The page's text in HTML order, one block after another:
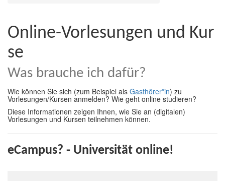
Online-Vorlesungen und Kur
se
Was brauche ich dafür?
Wie können Sie sich (zum Beispiel als Gasthörer*in) zu
Vorlesungen/Kursen anmelden? Wie geht online studieren?
Diese Informationen zeigen Ihnen, wie Sie an (digitalen)
Vorlesungen und Kursen teilnehmen können.
eCampus? - Universität online!